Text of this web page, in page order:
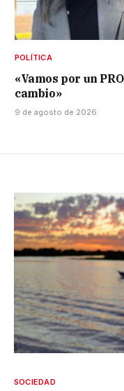
POLÍTICA
«Vamos por un
cambio»
9 de agosto de 2026
SOCIEDAD